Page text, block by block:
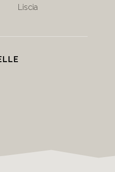
Liscia